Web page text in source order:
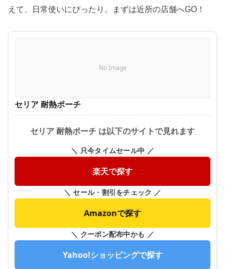
えて、日常使いにぴったり。まずは近所の店舗へGO！
No Image
セリア 耐熱ポーチ
セリア 耐熱ポーチ は以下のサイトで見れます
＼ 只今タイムセール中 ／
楽天で探す
＼ セール・割引をチェック ／
Amazonで探す
＼ クーポン配布中かも ／
Yahoo!ショッピングで探す